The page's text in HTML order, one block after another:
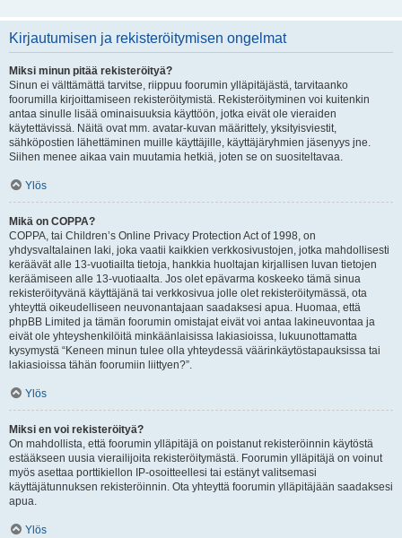
Kirjautumisen ja rekisteröitymisen ongelmat
Miksi minun pitää rekisteröityä?
Sinun ei välttämättä tarvitse, riippuu foorumin ylläpitäjästä, tarvitaanko
foorumilla kirjoittamiseen rekisteröitymistä. Rekisteröityminen voi kuitenkin
antaa sinulle lisää ominaisuuksia käyttöön, jotka eivät ole vieraiden
käytettävissä. Näitä ovat mm. avatar-kuvan määrittely, yksityisviestit,
sähköpostien lähettäminen muille käyttäjille, käyttäjäryhmien jäsenyys jne.
Siihen menee aikaa vain muutamia hetkiä, joten se on suositeltavaa.
Ylös
Mikä on COPPA?
COPPA, tai Children’s Online Privacy Protection Act of 1998, on
yhdysvaltalainen laki, joka vaatii kaikkien verkkosivustojen, jotka mahdollisesti
keräävät alle 13-vuotiailta tietoja, hankkia huoltajan kirjallisen luvan tietojen
keräämiseen alle 13-vuotiaalta. Jos olet epävarma koskeeko tämä sinua
rekisteröityvänä käyttäjänä tai verkkosivua jolle olet rekisteröitymässä, ota
yhteyttä oikeudelliseen neuvonantajaan saadaksesi apua. Huomaa, että
phpBB Limited ja tämän foorumin omistajat eivät voi antaa lakineuvontaa ja
eivät ole yhteyshenkilöitä minkäänlaisissa lakiasioissa, lukuunottamatta
kysymystä “Keneen minun tulee olla yhteydessä väärinkäytöstapauksissa tai
lakiasioissa tähän foorumiin liittyen?”.
Ylös
Miksi en voi rekisteröityä?
On mahdollista, että foorumin ylläpitäjä on poistanut rekisteröinnin käytöstä
estääkseen uusia vierailijoita rekisteröitymästä. Foorumin ylläpitäjä on voinut
myös asettaa porttikiellon IP-osoitteellesi tai estänyt valitsemasi
käyttäjätunnuksen rekisteröinnin. Ota yhteyttä foorumin ylläpitäjään saadaksesi
apua.
Ylös